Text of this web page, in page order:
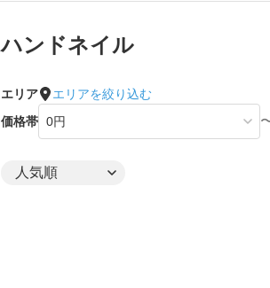
ハンドネイル
エリア
エリアを絞り込む
価格帯